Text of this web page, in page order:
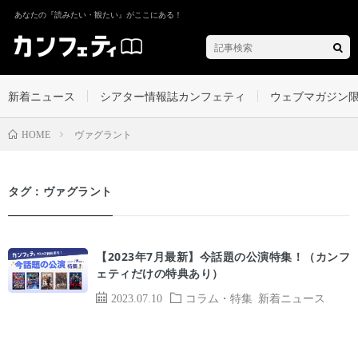
あなたの『読みたい・観たい』がここにある！
新着ニュース シアター情報誌カンフェティ ウェブマガジン
HOME ヴァグラント
タグ：ヴァグラント
2023.07.10 コラム・特集 新着ニュース
【2023年7月最新】今話題の公演特集！（カンフ
ェティだけの特典あり）